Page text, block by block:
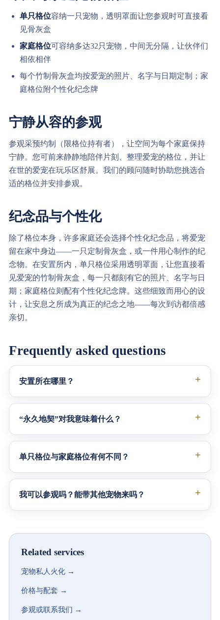
单只格位容纳一只宠物，透明罩面让您参观时可直接看
见骨灰盒
家庭格位可容纳多达32只宠物，中间无分隔，让伙伴们
相依相伴
每个竹制骨灰盒均按爱宠的照片、名字与日期定制；家
庭格位附个性化纪念牌
宁静从容的参观
参观采预约制（限格位持有者），让空间为每个家庭保持
宁静。您可前来静静地陪伴片刻、整理爱宠的格位，并让
在世的爱宠在玩乐区舒展。我们的顾问随时协助您挑选合
适的格位并安排参观。
纪念品与个性化
除了格位本身，许多家庭还会选择个性化纪念品，将爱宠
留在家中身边——一只定制骨灰盒，或一件用心制作的纪
念物。在安置所内，单只格位采用透明罩面，让您直接看
见爱宠的竹制骨灰盒，每一只都刻有它的照片、名字与日
期；家庭格位则配有个性化纪念牌。这些细致而用心的设
计，让安息之所成为真正的纪念之地——每次到访都倍感
亲切。
Frequently asked questions
安置所在哪里？
“永久地契”对我意味着什么？
单只格位与家庭格位有何不同？
我可以参观吗？能带其他宠物来吗？
Related services
宠物私人火化 →
价格与配套 →
参观或联系我们 →